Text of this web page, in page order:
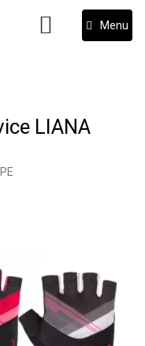
NÁKUPNÍ
KOŠÍK
LIANA